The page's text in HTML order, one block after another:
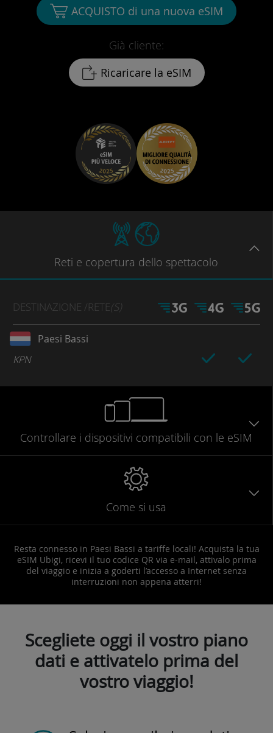
Già cliente:
Ricaricare la eSIM
ACQUISTO di una nuova eSIM
Reti e copertura dello spettacolo
DESTINAZIONE /RETE(S)
Paesi Bassi
KPN
Controllare i dispositivi compatibili con le eSIM
Come si usa
Resta connesso in Paesi Bassi a tariffe locali! Acquista la tua
eSIM Ubigi, ricevi il tuo codice QR via e-mail, attivalo prima
del viaggio e inizia a goderti l’accesso a Internet senza
interruzioni non appena atterri!
Scegliete oggi il vostro piano
dati e attivatelo prima del
vostro viaggio!